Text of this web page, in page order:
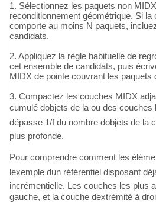
1. Sélectionnez les paquets non
reconditionnement géométrique. Si
comporte au moins N paquets,
candidats.
2. Appliquez la règle habituelle de
cet ensemble de candidats, puis
MIDX de pointe couvrant les paquets
3. Compactez les couches MIDX
cumulé dobjets de la ou des
dépasse 1/f du nombre dobjets de la
plus profonde.
Pour comprendre comment les
lexemple dun référentiel disposant
incrémentielle. Les couches les plus
gauche, et la couche dextrémité à